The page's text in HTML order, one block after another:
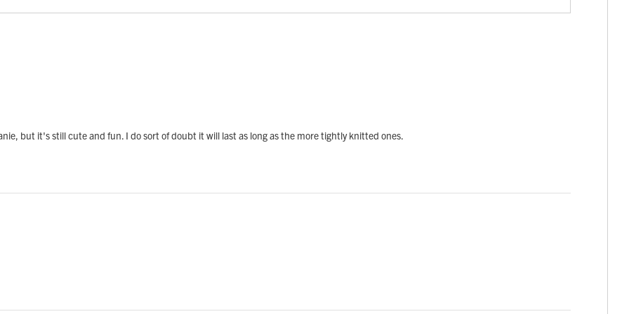
but it's still cute and fun. I do sort of doubt it will last as long as the more tightly knitted ones.